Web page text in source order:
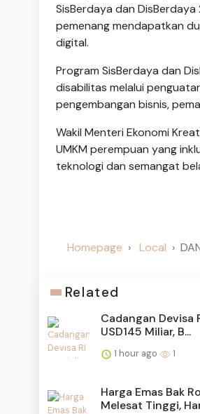
SisBerdaya dan
pemenang mendapatkan
digital.
Program SisBerdaya dan
disabilitas melalui
pengembangan bisnis,
Wakil Menteri Ekonomi
UMKM perempuan yang
teknologi dan semangat
Homepage Local
Related
Cadangan Devisa
USD145 Miliar, B...
1 hour ago 1
Harga Emas Bak
Melesat Tinggi,